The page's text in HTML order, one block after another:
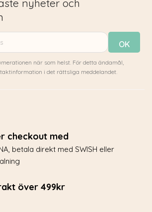
nyheter och
när som helst. För detta ändamål,
i det rättsliga meddelandet.
checkout med
betala direkt med SWISH eller
över 499kr